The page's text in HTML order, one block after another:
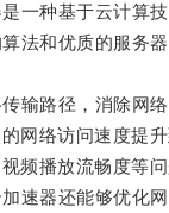
种基于云计算技
和优质的服务器
路径，消除网络
网络访问速度提
频播放流畅度等问
器还能够优化网